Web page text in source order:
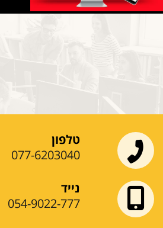
טלפון
077-6203040
נייד
054-9022-777